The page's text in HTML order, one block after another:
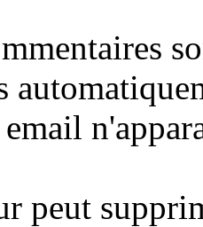
email
peut